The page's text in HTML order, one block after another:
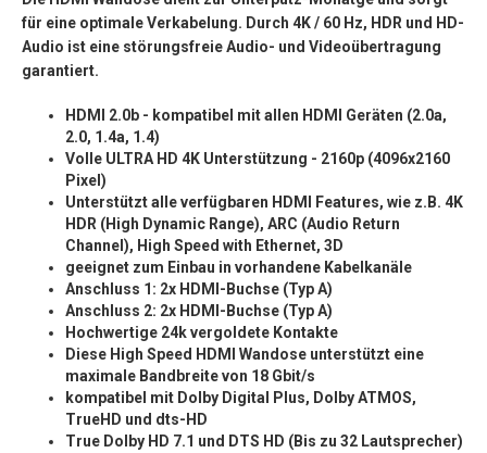
für eine optimale Verkabelung. Durch 4K / 60 Hz, HDR und HD-
Audio ist eine störungsfreie Audio- und Videoübertragung
garantiert.
HDMI 2.0b - kompatibel mit allen HDMI Geräten (2.0a,
2.0, 1.4a, 1.4)
Volle ULTRA HD 4K Unterstützung - 2160p (4096x2160
Pixel)
Unterstützt alle verfügbaren HDMI Features, wie z.B. 4K
HDR (High Dynamic Range), ARC (Audio Return
Channel), High Speed with Ethernet, 3D
geeignet zum Einbau in vorhandene Kabelkanäle
Anschluss 1: 2x HDMI-Buchse (Typ A)
Anschluss 2: 2x HDMI-Buchse (Typ A)
Hochwertige 24k vergoldete Kontakte
Diese High Speed HDMI Wandose unterstützt eine
maximale Bandbreite von 18 Gbit/s
kompatibel mit Dolby Digital Plus, Dolby ATMOS,
TrueHD und dts-HD
True Dolby HD 7.1 und DTS HD (Bis zu 32 Lautsprecher)